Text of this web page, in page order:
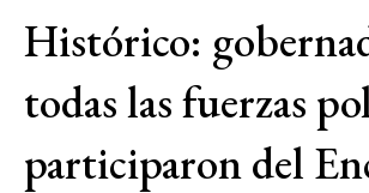
Histórico:
todas las fuerzas
participaron del